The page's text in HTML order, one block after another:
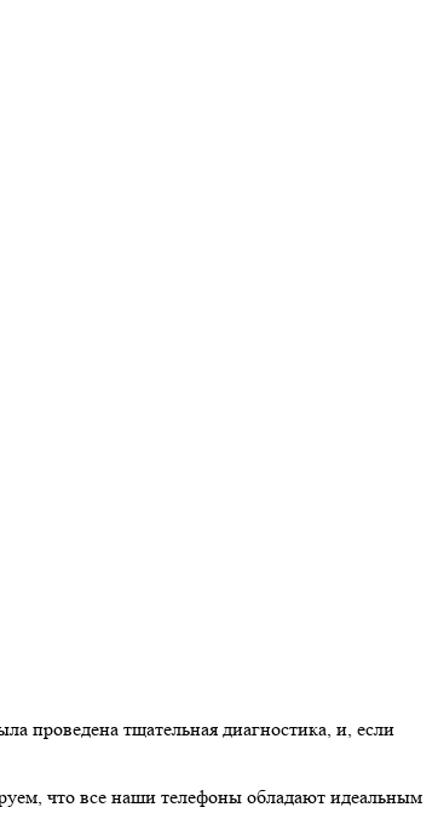
проведена тщательная диагностика, и, если
что все наши телефоны обладают идеальным